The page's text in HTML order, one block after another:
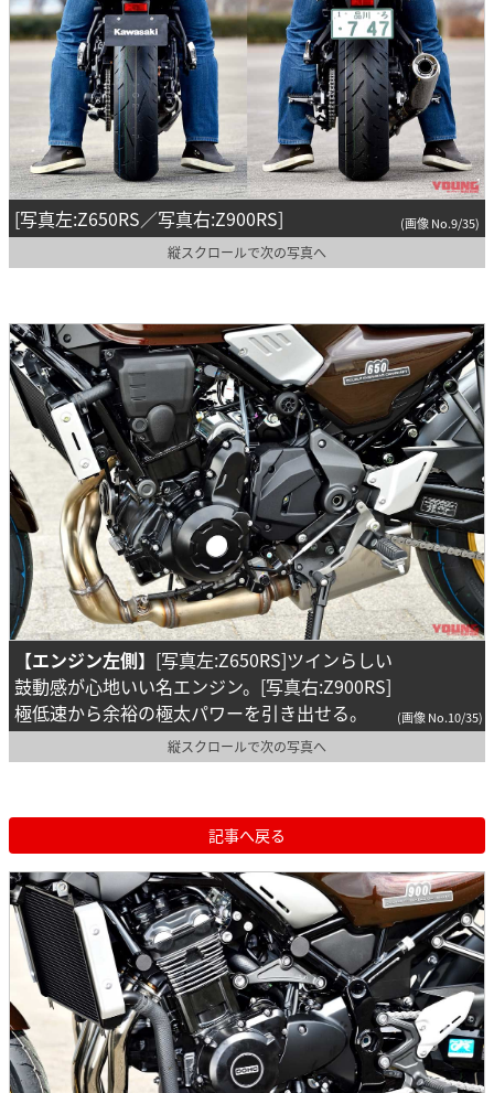
[写真左:Z650RS／写真右:Z900RS] (画像 No.9/35)
縦スクロールで次の写真へ
【エンジン左側】 [写真左:Z650RS]ツインらしい
鼓動感が心地いい名エンジン。[写真右:Z900RS]
極低速から余裕の極太パワーを引き出せる。
(画像 No.10/35)
縦スクロールで次の写真へ
記事へ戻る